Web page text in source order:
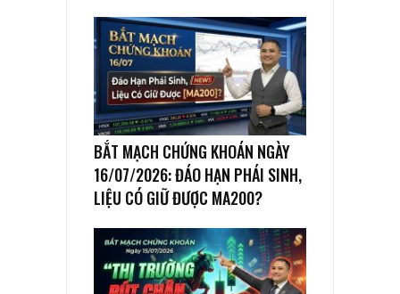
BẮT MẠCH CHỨNG KHOÁN NGÀY
16/07/2026: ĐÁO HẠN PHÁI SINH,
LIỆU CÓ GIỮ ĐƯỢC MA200?